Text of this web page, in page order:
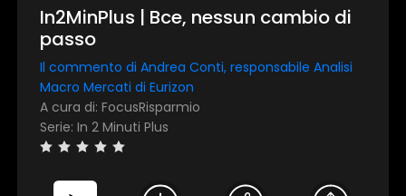
In2MinPlus | Bce, nessun cambio di
passo
Il commento di Andrea Conti, responsabile Analisi
Macro Mercati di Eurizon
A cura di: FocusRisparmio
Serie: In 2 Minuti Plus